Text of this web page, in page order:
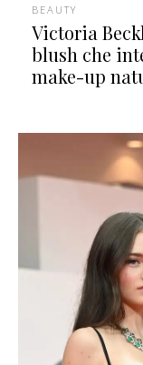
BEAUTY
Victoria
blush che
make-up